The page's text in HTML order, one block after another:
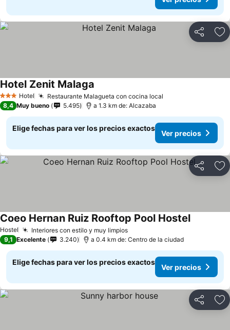
Compartir
3 Estrellas
Hotel Restaurante Malagueta con cocina local
Hotel Zenit Malaga
8,4 Muy bueno 5.495 a 1.3 km de: Alcazaba
Elige fechas para ver los precios exactos
Ver precios
Compartir
Hostel Interiores con estilo y muy limpios
Coeo Hernan Ruiz Rooftop Pool Hostel
9,1 Excelente 3.240 a 0.4 km de: Centro de la ciudad
Elige fechas para ver los precios exactos
Ver precios
Compartir